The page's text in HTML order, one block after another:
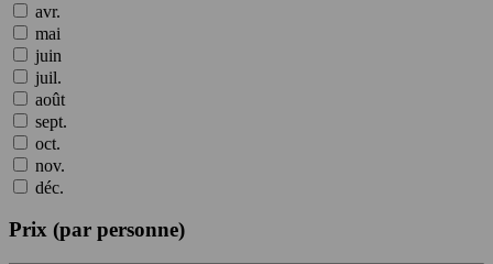
avr.
mai
juin
juil.
août
sept.
oct.
nov.
déc.
Prix (par personne)